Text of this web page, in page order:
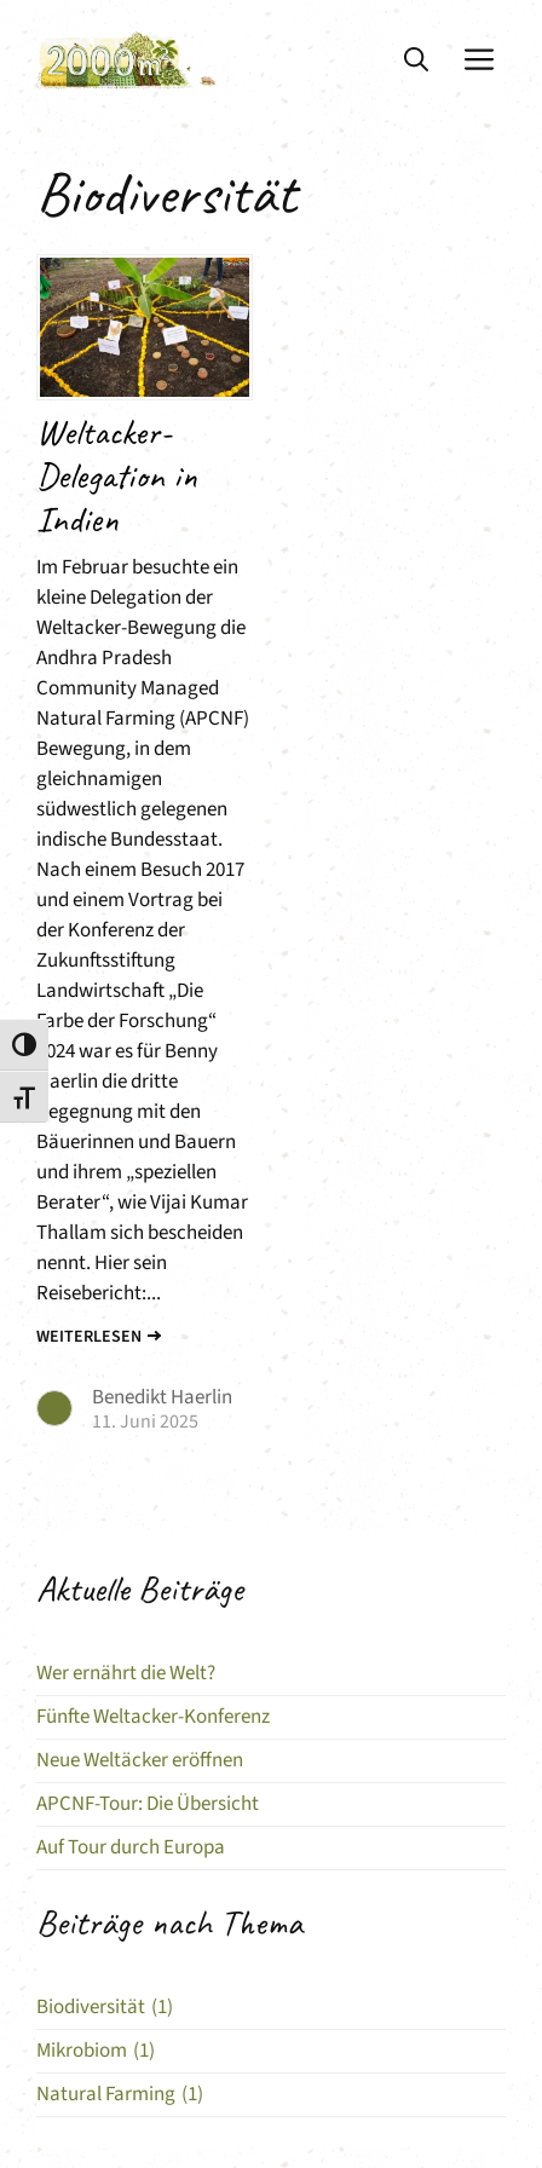
Umschalten auf hohe Kontraste
Schrift vergrößern
Inhalt
springen
Biodiversität
Weltacker-
Delegation in
Indien
Im Februar besuchte ein
kleine Delegation der
Weltacker-Bewegung die
Andhra Pradesh
Community Managed
Natural Farming (APCNF)
Bewegung, in dem
gleichnamigen
südwestlich gelegenen
indische Bundesstaat.
Nach einem Besuch 2017
und einem Vortrag bei
der Konferenz der
Zukunftsstiftung
Landwirtschaft „Die
Farbe der Forschung“
2024 war es für Benny
Haerlin die dritte
Begegnung mit den
Bäuerinnen und Bauern
und ihrem „speziellen
Berater“, wie Vijai Kumar
Thallam sich bescheiden
nennt. Hier sein
Reisebericht:...
WEITERLESEN
Benedikt Haerlin
11. Juni 2025
Aktuelle Beiträge
Wer ernährt die Welt?
Fünfte Weltacker-Konferenz
Neue Weltäcker eröffnen
APCNF-Tour: Die Übersicht
Auf Tour durch Europa
Beiträge nach Thema
Biodiversität (1)
Mikrobiom (1)
Natural Farming (1)